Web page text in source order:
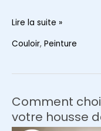
7
neutres
éclairer
couloir
Lire la suite »
Couloir, Peinture
Comment
votre housse